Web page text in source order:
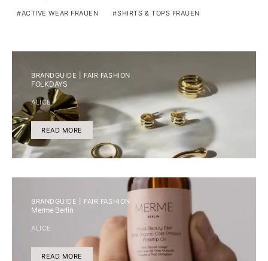
ACTIVE WEAR FRAUEN SHIRTS & TOPS FRAUEN
BRANDGUIDE | FAIR FASHION
FOLKDAYS
ALICE
READ MORE
BRANDGUIDE | FAIR FASHION
Merme Berlin
ALICE
READ MORE